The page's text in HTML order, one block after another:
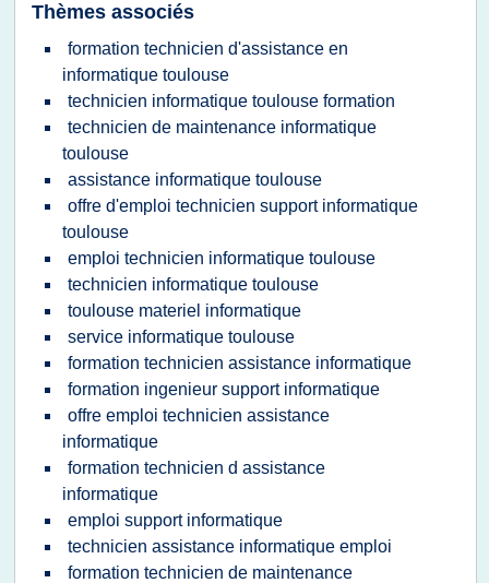
Thèmes associés
formation technicien d'assistance en
informatique toulouse
technicien informatique toulouse formation
technicien de maintenance informatique
toulouse
assistance informatique toulouse
offre d'emploi technicien support informatique
toulouse
emploi technicien informatique toulouse
technicien informatique toulouse
toulouse materiel informatique
service informatique toulouse
formation technicien assistance informatique
formation ingenieur support informatique
offre emploi technicien assistance
informatique
formation technicien d assistance
informatique
emploi support informatique
technicien assistance informatique emploi
formation technicien de maintenance